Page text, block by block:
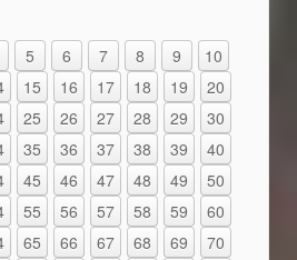
5 6 7 8 9
10
15 16 17 18 19
20
25 26 27 28 29
30
35 36 37 38 39
40
45 46 47 48 49
50
55 56 57 58 59
60
65 66 67 68 69
70